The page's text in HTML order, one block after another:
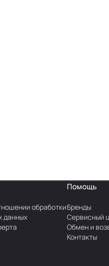
обработки
данных
Помощь
Бренды
Сервисный
Обмен и
Контакты